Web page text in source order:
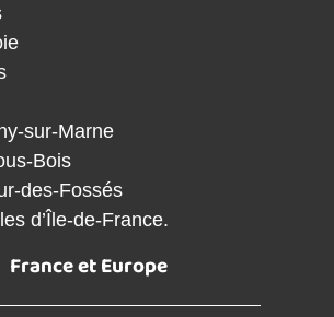
sur-Marne
Bois
des-Fossés
d’Île-de-France.
France et Europe